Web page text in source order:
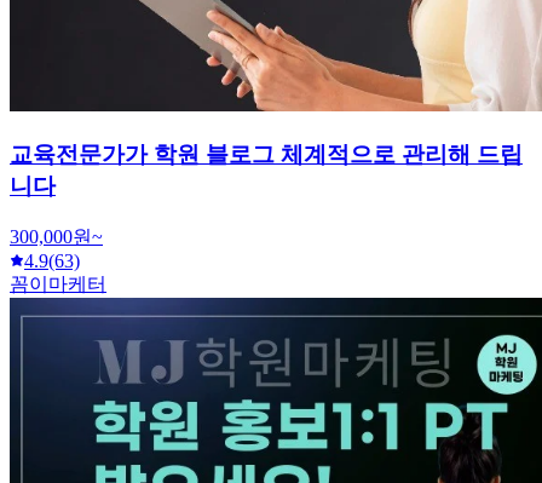
교육전문가가 학원 블로그 체계적으로 관리해 드립
니다
300,000원~
4.9(63)
꼼이마케터